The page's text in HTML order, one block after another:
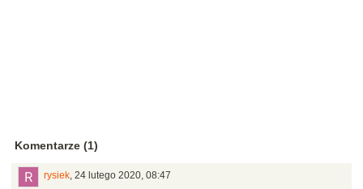
Komentarze (1)
rysiek, 24 lutego 2020, 08:47